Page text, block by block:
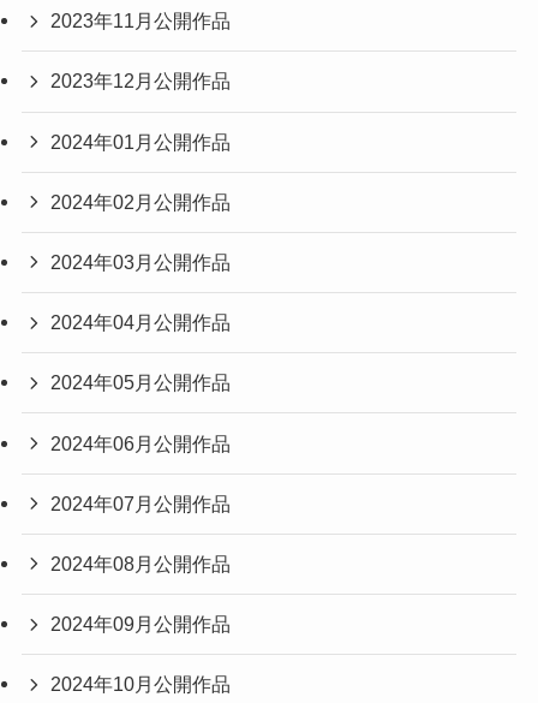
2023年11月公開作品
2023年12月公開作品
2024年01月公開作品
2024年02月公開作品
2024年03月公開作品
2024年04月公開作品
2024年05月公開作品
2024年06月公開作品
2024年07月公開作品
2024年08月公開作品
2024年09月公開作品
2024年10月公開作品